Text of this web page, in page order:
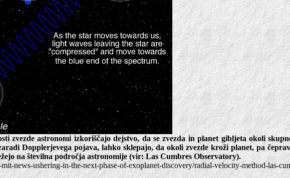
zvezde astronomi izkoriščajo dejstvo, da se zvezda in planet gibljeta okoli
Dopplerjevega pojava, lahko sklepajo, da okoli zvezde kroži planet, pa
na številna področja astronomije (vir: Las Cumbres Observatory).
news-ushering-in-the-next-phase-of-exoplanet-discovery/radial-velocity-method-las-